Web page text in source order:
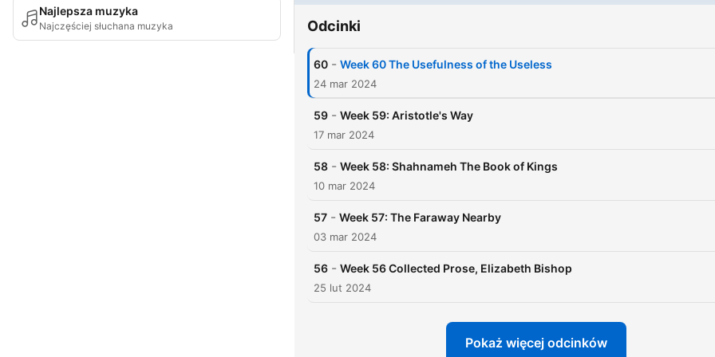
Najlepsza muzyka
Najczęściej słuchana muzyka
some form of lasting impact,
and in many cases, are
Odcinki
60 - Week 60 The Usefulness of the Useless
24 mar 2024
59 - Week 59: Aristotle's Way
17 mar 2024
58 - Week 58: Shahnameh The Book of Kings
10 mar 2024
57 - Week 57: The Faraway Nearby
03 mar 2024
56 - Week 56 Collected Prose, Elizabeth Bishop
25 lut 2024
Pokaż więcej odcinków